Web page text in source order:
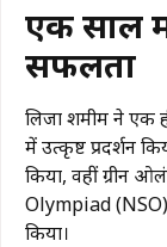
एक साल
सफलता
लिजा शमीम ने एक
में उत्कृष्ट प्रदर्शन
किया, वहीं ग्रीन
Olympiad(NSO)
किया।